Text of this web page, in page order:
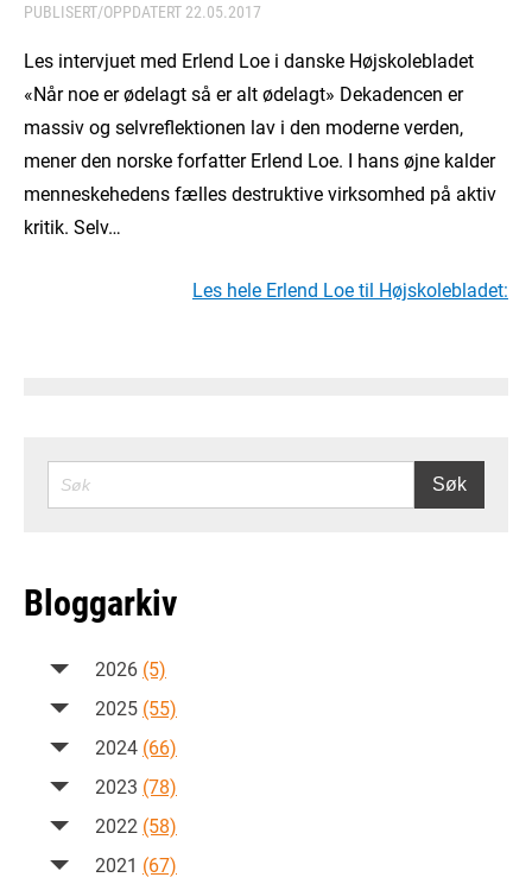
PUBLISERT/OPPDATERT 22.05.2017
Les intervjuet med Erlend Loe i danske Højskolebladet
«Når noe er ødelagt så er alt ødelagt» Dekadencen er
massiv og selvreflektionen lav i den moderne verden,
mener den norske forfatter Erlend Loe. I hans øjne kalder
menneskehedens fælles destruktive virksomhed på aktiv
kritik. Selv…
Les hele Erlend Loe til Højskolebladet:
SØK Søk
Bloggarkiv
2026 (5)
2025 (55)
2024 (66)
2023 (78)
2022 (58)
2021 (67)